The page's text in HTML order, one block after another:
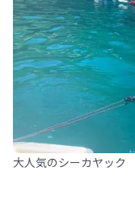
大人気のシーカヤック